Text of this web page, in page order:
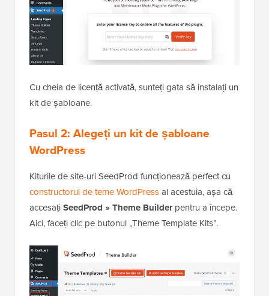
Cu cheia de licență activată, sunteți gata să instalați un
kit de șabloane.
Pasul 2: Alegeți un kit de șabloane
WordPress
Kiturile de site-uri SeedProd funcționează perfect cu
constructorul de teme WordPressal acestuia, așa că
accesațiSeedProd » Theme Builderpentru a începe.
Aici, faceți clic pe butonul „Theme Template Kits”.